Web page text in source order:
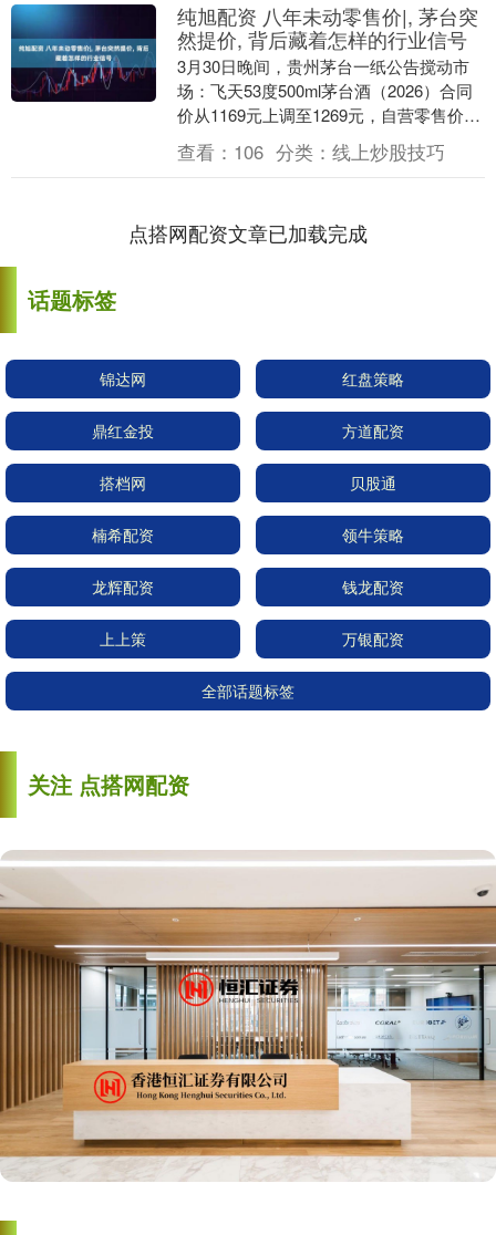
纯旭配资 八年未动零售价|, 茅台突
然提价, 背后藏着怎样的行业信号
3月30日晚间，贵州茅台一纸公告搅动市
场：飞天53度500ml茅台酒（2026）合同
价从1169元上调至1269元，自营零售价同
步由1499元调整至1539元。....
查看： 106 分类： 线上炒股技巧
点搭网配资文章已加载完成
话题标签
锦达网 红盘策略
鼎红金投 方道配资
搭档网 贝股通
楠希配资 领牛策略
龙辉配资 钱龙配资
上上策 万银配资
全部话题标签
关注 点搭网配资